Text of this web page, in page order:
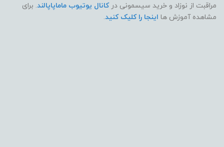
مراقبت از نوزاد و خرید سیسمونی درکانال یوتیوب ماماپاپالند. برای
مشاهده آموزش ها اینجا را کلیک کنید.